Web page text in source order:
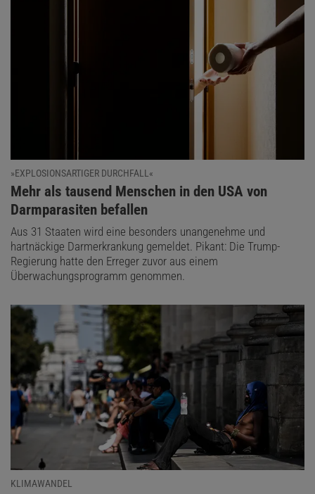
»EXPLOSIONSARTIGER DURCHFALL«
:
Mehr als tausend Menschen in den USA von
Darmparasiten befallen
Aus 31 Staaten wird eine besonders unangenehme und
hartnäckige Darmerkrankung gemeldet. Pikant: Die Trump-
Regierung hatte den Erreger zuvor aus einem
Überwachungsprogramm genommen.
KLIMAWANDEL